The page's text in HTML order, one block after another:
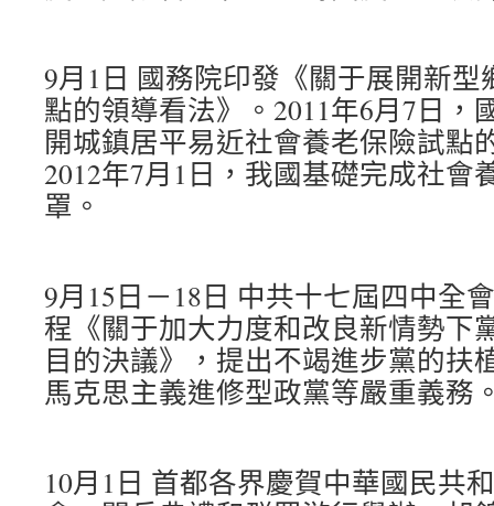
9月1日 國務院印發《關于展開新
點的領導看法》。2011年6月7日，
開城鎮居平易近社會養老保險試點
2012年7月1日，我國基礎完成社會
罩。
9月15日－18日 中共十七屆四中全
程《關于加大力度和改良新情勢下
目的決議》，提出不竭進步黨的扶
馬克思主義進修型政黨等嚴重義務
10月1日 首都各界慶賀中華國民共